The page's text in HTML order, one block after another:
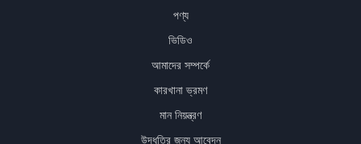
পণ্য
ভিডিও
আমাদের সম্পর্কে
কারখানা ভ্রমণ
মান নিয়ন্ত্রণ
উদ্ধৃতির জন্য আবেদন